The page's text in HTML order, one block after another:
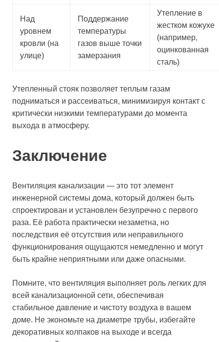
Над
уровнем
кровли (на
улице)
Поддержание
температуры
газов выше точки
замерзания
Утепление в
жестком кожухе
(например,
оцинкованная
сталь)
Утепленный стояк позволяет теплым газам
подниматься и рассеиваться, минимизируя контакт с
критически низкими температурами до момента
выхода в атмосферу.
Заключение
Вентиляция канализации — это тот элемент
инженерной системы дома, который должен быть
спроектирован и установлен безупречно с первого
раза. Её работа практически незаметна, но
последствия её отсутствия или неправильного
функционирования ощущаются немедленно и могут
быть крайне неприятными или даже опасными.
Помните, что вентиляция выполняет роль легких для
всей канализационной сети, обеспечивая
стабильное давление и чистоту воздуха в вашем
доме. Не экономьте на диаметре трубы, избегайте
декоративных колпаков на выходе и всегда